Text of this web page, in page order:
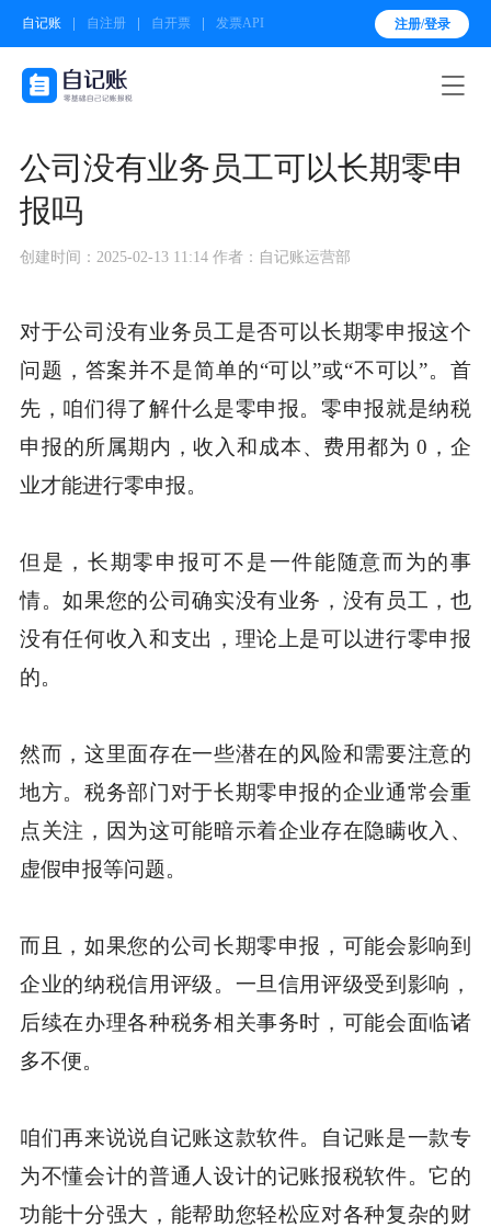
自记账 自注册 自开票 发票API 注册/登录

公司没有业务员工可以长期零申
报吗
创建时间：2025-02-13 11:14 作者：自记账运营部
对于公司没有业务员工是否可以长期零申报这个
问题，答案并不是简单的“可以”或“不可以”。首
先，咱们得了解什么是零申报。零申报就是纳税
申报的所属期内，收入和成本、费用都为 0，企
业才能进行零申报。
但是，长期零申报可不是一件能随意而为的事
情。如果您的公司确实没有业务，没有员工，也
没有任何收入和支出，理论上是可以进行零申报
的。
然而，这里面存在一些潜在的风险和需要注意的
地方。税务部门对于长期零申报的企业通常会重
点关注，因为这可能暗示着企业存在隐瞒收入、
虚假申报等问题。
而且，如果您的公司长期零申报，可能会影响到
企业的纳税信用评级。一旦信用评级受到影响，
后续在办理各种税务相关事务时，可能会面临诸
多不便。
咱们再来说说自记账这款软件。自记账是一款专
为不懂会计的普通人设计的记账报税软件。它的
功能十分强大，能帮助您轻松应对各种复杂的财